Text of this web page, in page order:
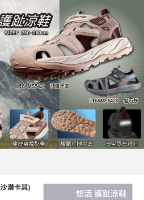
付」時，將依據個別帳號之用戶狀況，依本公司即
度；若仍有額度不足之情形，本公司將視審查結果
或使用他人資訊註冊。若發現惡意使用之情形，
有權停止該用戶之使用額度並採取法律行動。